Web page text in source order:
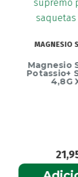
MAGNESIO
Magnesio
Potassio+
4,8G